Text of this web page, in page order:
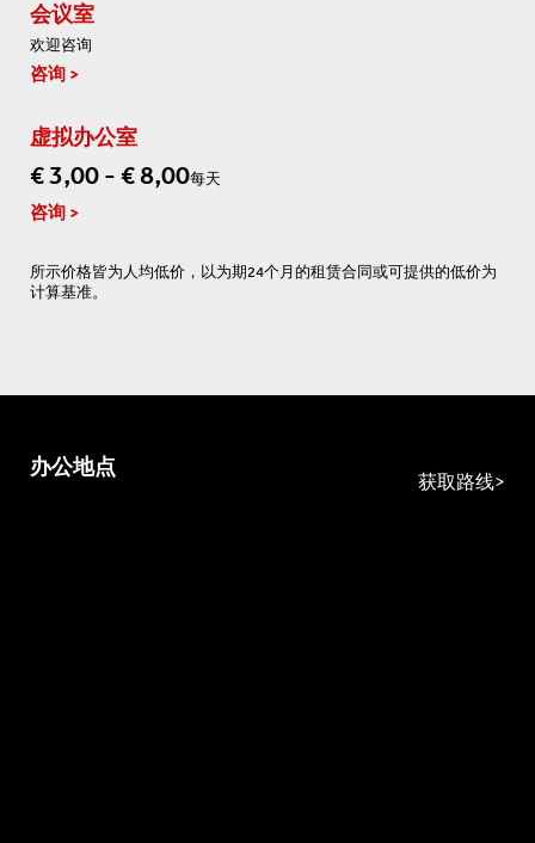
会议室
欢迎咨询
咨询
虚拟办公室
€ 3,00 - € 8,00每天
咨询
所示价格皆为人均低价，以为期24个月的租赁合同或可提供的低价为
计算基准。
办公地点
获取路线